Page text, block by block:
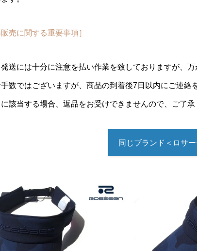
販売に関する重要事項］
送には十分に注意を払い作業を致しておりますが、
数ではございますが、商品の到着後7日以内にご連絡
に該当する場合、返品をお受けできませんので、ご了承
同じブランド＜ロサ